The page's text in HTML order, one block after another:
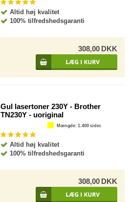
Altid høj kvalitet
100% tilfredshedsgaranti
308,00 DKK
Gul lasertoner 230Y - Brother
TN230Y - uoriginal
Mængde: 1.400 sider.
Altid høj kvalitet
100% tilfredshedsgaranti
308,00 DKK